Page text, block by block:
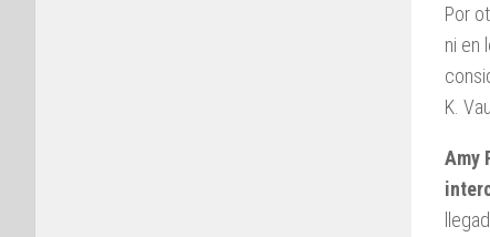
Por
ni en
K.
Amy